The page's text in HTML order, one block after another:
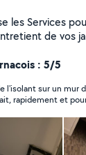
les Services
de vos
: 5/5
l'isolant sur un mur
rapidement et